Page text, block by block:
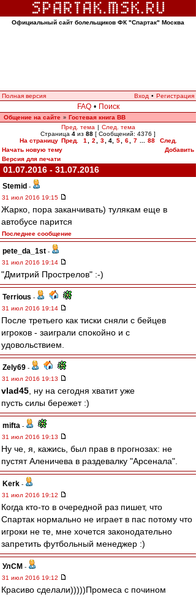
Официальный сайт болельщиков ФК "Спартак" Москва
Полная версия Вход • Регистрация
FAQ • Поиск
Общение на сайте » Гостевая книга ВВ
Пред. тема | След. тема
Страница 4 из 88 [ Сообщений: 4376 ]
На страницу Пред. 1 2 3 4, 5 6 7 88
След.
Начать новую тему
Добавить
Версия для печати
01.07.2016 - 31.07.2016
Stemid -
31 июл 2016 19:15
Жарко, пора заканчивать) тулякам еще в
автобусе парится
Последнее сообщение
pete_da_1st -
31 июл 2016 19:14
"Дмитрий Прострелов" :-)
Terrious -
31 июл 2016 19:14
После третьего как тиски сняли с бейцев
игроков - заиграли спокойно и с
удовольствием.
Zely69 -
31 июл 2016 19:13
vlad45 , ну на сегодня хватит уже
пусть силы бережет :)
mifta -
31 июл 2016 19:13
Ну че, я, кажись, был прав в прогнозах: не
пустят Аленичева в раздевалку "Арсенала".
Kerk -
31 июл 2016 19:12
Когда кто-то в очередной раз пишет, что
Спартак нормально не играет в пас потому что
игроки не те, мне хочется законодательно
запретить футбольный менеджер :)
УлСМ -
31 июл 2016 19:12
Красиво сделали)))))Промеса с почином